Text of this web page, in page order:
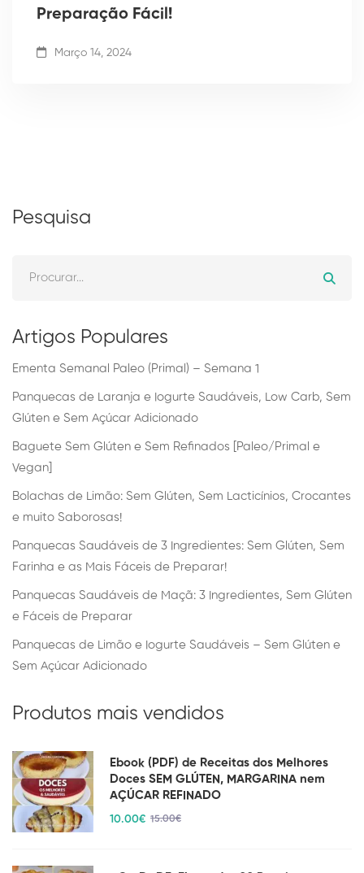
Preparação Fácil!
Março 14, 2024
Pesquisa
Artigos Populares
Ementa Semanal Paleo (Primal) – Semana 1
Panquecas de Laranja e Iogurte Saudáveis, Low Carb, Sem
Glúten e Sem Açúcar Adicionado
Baguete Sem Glúten e Sem Refinados [Paleo/Primal e
Vegan]
Bolachas de Limão: Sem Glúten, Sem Lacticínios, Crocantes
e muito Saborosas!
Panquecas Saudáveis de 3 Ingredientes: Sem Glúten, Sem
Farinha e as Mais Fáceis de Preparar!
Panquecas Saudáveis de Maçã: 3 Ingredientes, Sem Glúten
e Fáceis de Preparar
Panquecas de Limão e Iogurte Saudáveis – Sem Glúten e
Sem Açúcar Adicionado
Produtos mais vendidos
Ebook (PDF) de Receitas dos Melhores
Doces SEM GLÚTEN, MARGARINA nem
AÇÚCAR REFINADO
10.00€ 15.00€